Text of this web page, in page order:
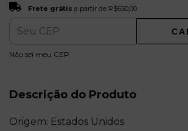
Entregas para o CEP:
Frete grátis a partir de R$650,00
Não sei meu CEP
Descrição do Produto
Origem: Estados Unidos